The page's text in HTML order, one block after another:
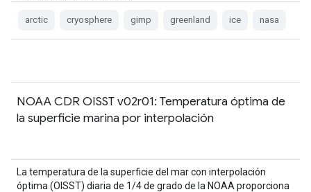
arctic cryosphere gimp greenland ice nasa
NOAA CDR OISST v02r01: Temperatura óptima de
la superficie marina por interpolación
La temperatura de la superficie del mar con interpolación
óptima (OISST) diaria de 1/4 de grado de la NOAA proporciona